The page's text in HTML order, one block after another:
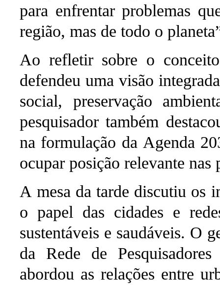
para enfrentar problemas
região, mas de todo o
Ao refletir sobre o
defendeu uma visão
social, preservação
pesquisador também
na formulação da Agenda
ocupar posição relevante nas
A mesa da tarde discutiu os
o papel das cidades e
sustentáveis e saudáveis. O
da Rede de
abordou as relações entre